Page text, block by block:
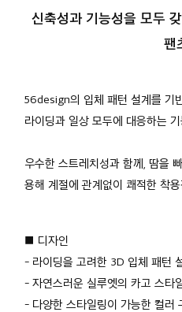
신축성과 기능성을 모두
팬
56design의 입체 패턴 설계를 기
라이딩과 일상 모두에 대응하는
우수한 스트레치성과 함께, 땀을
용해 계절에 관계없이 쾌적한 착
■ 디자인
- 라이딩을 고려한 3D 입체 패턴
- 자연스러운 실루엣의 카고 스타
- 다양한 스타일링이 가능한 컬러